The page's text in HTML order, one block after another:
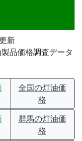
新
品価格調査データ
全国の灯油価
格
群馬の灯油価
格